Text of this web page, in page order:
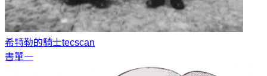
希特勒的騎士tecscan
書單一